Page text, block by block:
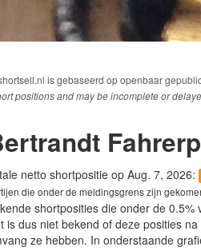
is gebaseerd op openbaar
positions and may be incomplete or
netto shortpositie op Aug. 7, 2026:
die onder de meldingsgrens zijn
shortposities die onder de
is dus niet bekend of deze posities
ze hebben. In onderstaande